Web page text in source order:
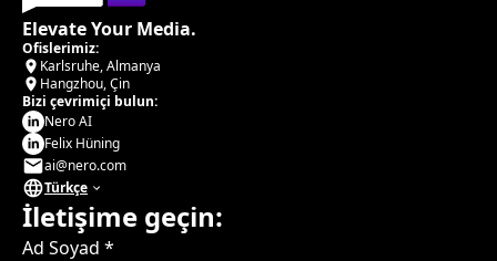
Elevate Your Media.
Ofislerimiz:
Karlsruhe, Almanya
Hangzhou, Çin
Bizi çevrimiçi bulun:
Nero AI
Felix Hüning
ai@nero.com
Türkçe
İletişime geçin:
Ad Soyad *